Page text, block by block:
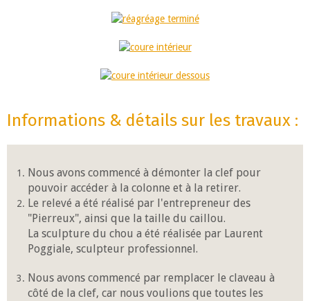
Informations & détails sur les travaux :
Nous avons commencé à démonter la clef pour
pouvoir accéder à la colonne et à la retirer.
Le relevé a été réalisé par l'entrepreneur des
"Pierreux", ainsi que la taille du caillou.
La sculpture du chou a été réalisée par Laurent
Poggiale, sculpteur professionnel.
Nous avons commencé par remplacer le claveau à
côté de la clef, car nous voulions que toutes les